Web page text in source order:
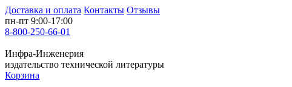
Доставка и оплата Контакты Отзывы
пн-пт 9:00-17:00
8-800-250-66-01
Инфра-Инженерия
издательство технической литературы
Корзина